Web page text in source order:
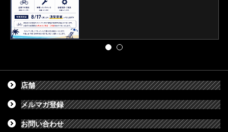
店舗
メルマガ登録
お問い合わせ